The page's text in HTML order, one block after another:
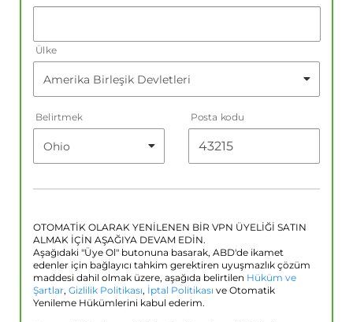
Ülke
Belirtmek Posta kodu
OTOMATİK OLARAK YENİLENEN BİR VPN ÜYELİĞİ SATIN
ALMAK İÇİN AŞAĞIYA DEVAM EDİN.
Aşağıdaki "Üye Ol" butonuna basarak, ABD'de ikamet
edenler için bağlayıcı tahkim gerektiren uyuşmazlık çözüm
maddesi dahil olmak üzere, aşağıda belirtilen Hüküm ve
Şartlar, Gizlilik Politikası, İptal Politikası ve Otomatik
Yenileme Hükümlerini kabul ederim.